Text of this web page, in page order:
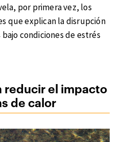
por primera vez, los
que explican la disrupción
condiciones de estrés
reducir el impacto
de calor